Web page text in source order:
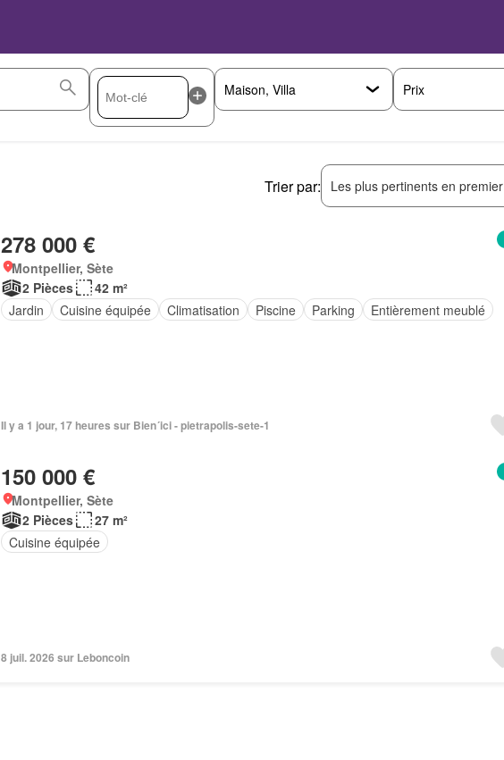
Prix
Trier par: Les plus pertinents en premier
278 000 €
Montpellier, Sète
2 Pièces
42 m²
Jardin
Cuisine équipée Climatisation Piscine Parking Entièrement meublé
Il y a 1 jour, 17 heures sur Bien´ici - pietrapolis-sete-1
150 000 €
Montpellier, Sète
2 Pièces
27 m²
Cuisine équipée
8 juil. 2026 sur Leboncoin